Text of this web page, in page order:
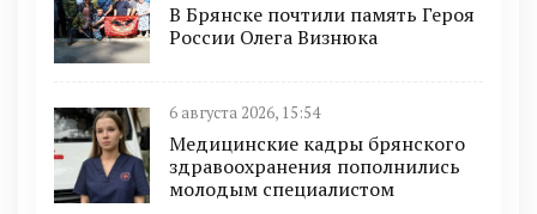
В Брянске почтили память Героя
России Олега Визнюка
6 августа 2026, 15:54
Медицинские кадры брянского
здравоохранения пополнились
молодым специалистом